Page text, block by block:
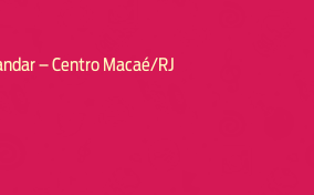
– Centro Macaé/RJ